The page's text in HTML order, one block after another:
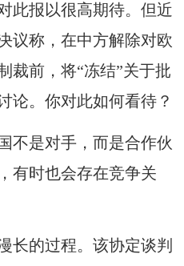
此报以很高期待。但近
议称，在中方解除对欧
裁前，将“冻结”关于批
论。你对此如何看待？
是对手，而是合作伙
有时也会存在竞争关
的过程。该协定谈判